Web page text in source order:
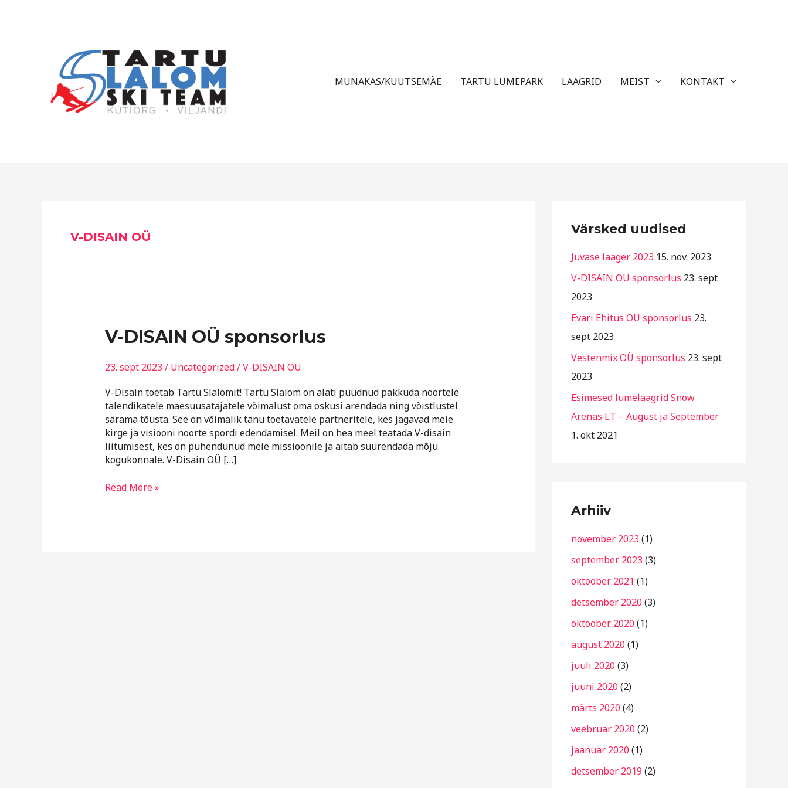
MUNAKAS/KUUTSEMÄE TARTU LUMEPARK LAAGRID MEIST KONTAKT
V-DISAIN OÜ
V-DISAIN OÜ sponsorlus
23. sept 2023 / Uncategorized/V-DISAIN OÜ
V-Disain toetab Tartu Slalomit! Tartu Slalom on alati püüdnud pakkuda noortele
talendikatele mäesuusatajatele võimalust oma oskusi arendada ning võistlustel
särama tõusta. See on võimalik tänu toetavatele partneritele, kes jagavad meie
kirge ja visiooni noorte spordi edendamisel. Meil on hea meel teatada V-disain
liitumisest, kes on pühendunud meie missioonile ja aitab suurendada mõju
kogukonnale. V-Disain OÜ […]
V-
DISAIN
sponsorlus
Read More »
Värsked uudised
Juvase laager 2023 15. nov. 2023
V-DISAIN OÜ sponsorlus 23. sept
2023
Evari Ehitus OÜ sponsorlus 23.
sept 2023
Vestenmix OÜ sponsorlus 23. sept
2023
Esimesed lumelaagrid Snow
Arenas LT – August ja September
1. okt 2021
Arhiiv
november 2023 (1)
september 2023 (3)
oktoober 2021 (1)
detsember 2020 (3)
oktoober 2020 (1)
august 2020 (1)
juuli 2020 (3)
juuni 2020 (2)
märts 2020 (4)
veebruar 2020 (2)
jaanuar 2020 (1)
detsember 2019 (2)
u
r
i
i
g
i
d